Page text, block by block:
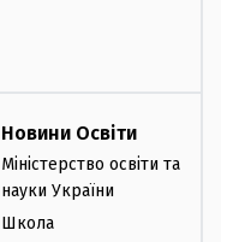
Новини Освіти
Міністерство освіти та
науки України
Школа